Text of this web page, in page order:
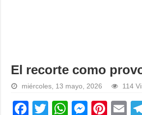
El recorte como
miércoles, 13 mayo, 2026 114
F
T
W
M
Pi
E